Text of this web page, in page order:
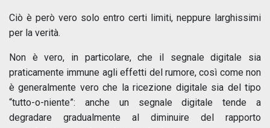
Ciò è però vero solo entro certi limiti, neppure larghissimi
per la verità.
Non è vero, in particolare, che il segnale digitale sia
praticamente immune agli effetti del rumore, così come non
è generalmente vero che la ricezione digitale sia del tipo
“tutto-o-niente”: anche un segnale digitale tende a
degradare gradualmente al diminuire del rapporto